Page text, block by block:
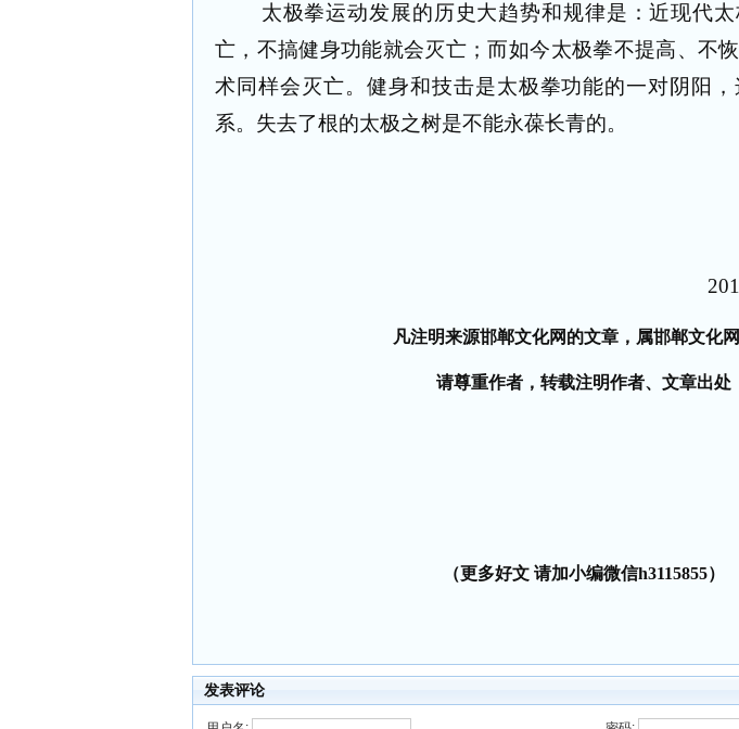
太极拳运动发展的历史大趋势和规律是：近现代
亡，不搞健身功能就会灭亡；而如今太极拳不提高、不
术同样会灭亡。健身和技击是太极拳功能的一对阴阳
系。失去了根的太极之树是不能永葆长青的。
凡注明来源邯郸文化网的文章，属邯郸文化
请尊重作者，转载注明作者、文章出处
（更多好文 请加小编微信h3115855）
发表评论